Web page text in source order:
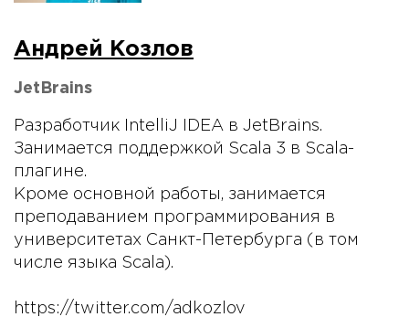
Андрей Козлов
JetBrains
Разработчик IntelliJ IDEA в JetBrains.
Занимается поддержкой Scala 3 в Scala-
плагине.
Кроме основной работы, занимается
преподаванием программирования в
университетах Санкт-Петербурга (в том
числе языка Scala).
https://twitter.com/adkozlov